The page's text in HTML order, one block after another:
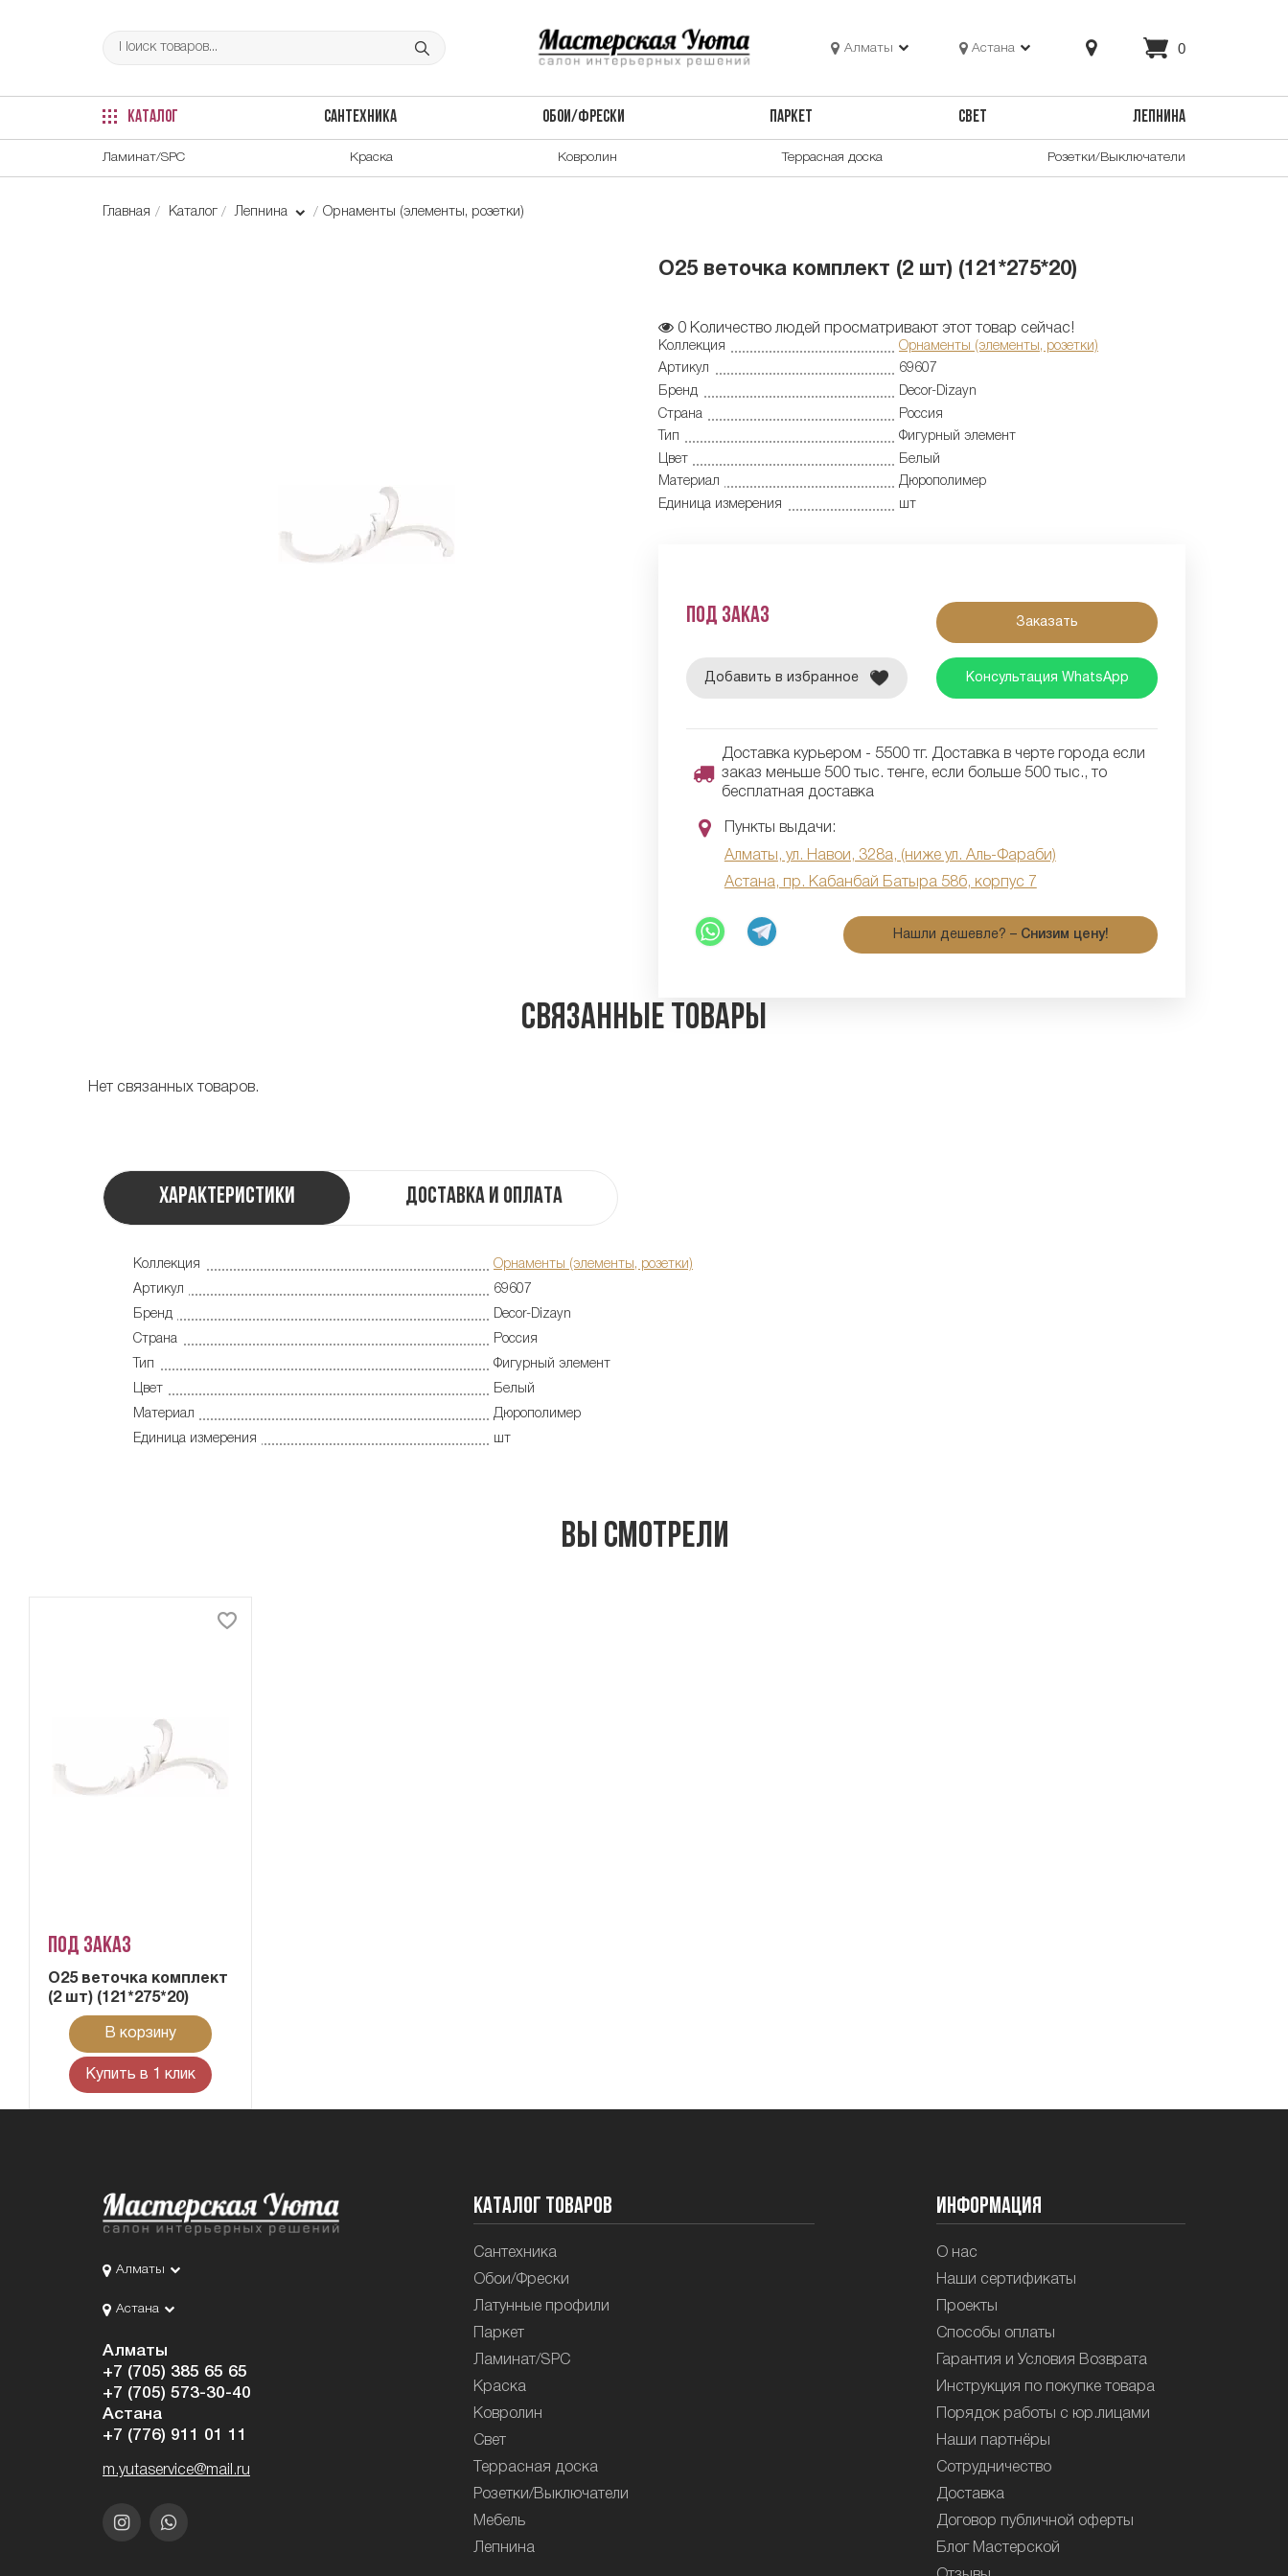
Алматы Астана 0
КАТАЛОГ САНТЕХНИКА ОБОИ/ФРЕСКИ ПАРКЕТ СВЕТ ЛЕПНИНА
Ламинат/SPC Краска Ковролин Террасная доска Розетки/Выключатели
Главная Каталог Лепнина Орнаменты (элементы, розетки)
О25 веточка комплект (2 шт) (121*275*20)
0 Количество людей просматривают этот товар сейчас!
Коллекция
Орнаменты (элементы, розетки)
Артикул
69607
Бренд
Decor-Dizayn
Страна
Россия
Тип
Фигурный элемент
Цвет
Белый
Материал
Дюрополимер
Единица измерения
шт
Под заказ Заказать
Добавить в избранное Консультация WhatsApp
Доставка курьером - 5500 тг. Доставка в черте города если
заказ меньше 500 тыс. тенге, если больше 500 тыс., то
бесплатная доставка
Пункты выдачи:
Алматы, ул. Навои, 328а, (ниже ул. Аль-Фараби)
Астана, пр. Кабанбай Батыра 58б, корпус 7
Нашли дешевле? – Снизим цену!
Связанные товары
Нет связанных товаров.
Характеристики Доставка и оплата
Коллекция
Орнаменты (элементы, розетки)
Артикул
69607
Бренд
Decor-Dizayn
Страна
Россия
Тип
Фигурный элемент
Цвет
Белый
Материал
Дюрополимер
Единица измерения
шт
Вы смотрели
Под заказ
О25 веточка комплект
(2 шт) (121*275*20)
В корзину
Купить в 1 клик
Алматы
Астана
Алматы
+7 (705) 385 65 65
+7 (705) 573-30-40
Астана
+7 (776) 911 01 11
m.yutaservice@mail.ru
Каталог товаров
Сантехника
Обои/Фрески
Латунные профили
Паркет
Ламинат/SPC
Краска
Ковролин
Свет
Террасная доска
Розетки/Выключатели
Мебель
Лепнина
Информация
О нас
Наши сертификаты
Проекты
Способы оплаты
Гарантия и Условия Возврата
Инструкция по покупке товара
Порядок работы с юр.лицами
Наши партнёры
Сотрудничество
Доставка
Договор публичной оферты
Блог Мастерской